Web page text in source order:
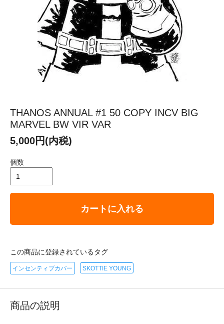
THANOS ANNUAL #1 50 COPY INCV BIG
MARVEL BW VIR VAR
5,000円(内税)
個数
カートに入れる
この商品に登録されているタグ
インセンティブカバー SKOTTIE YOUNG
商品の説明